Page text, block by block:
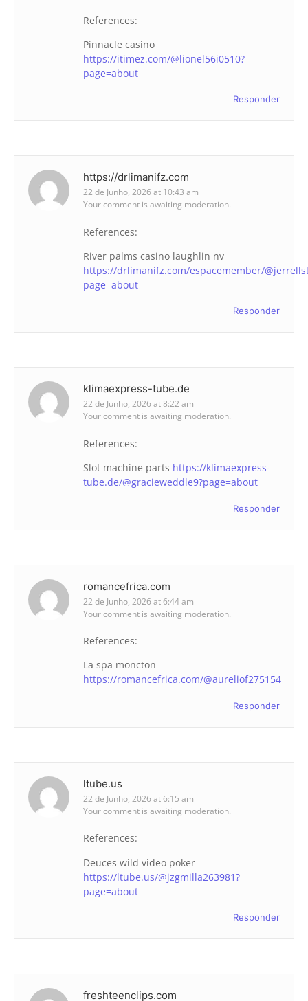
References:
Pinnacle casino
https://itimez.com/@lionel56i0510?
page=about
Responder
https://drlimanifz.com
22 de Junho, 2026 at 10:43 am
Your comment is awaiting moderation.
References:
River palms casino laughlin nv
https://drlimanifz.com/espacemember/
page=about
Responder
klimaexpress-tube.de
22 de Junho, 2026 at 8:22 am
Your comment is awaiting moderation.
References:
Slot machine parts https://klimaexpress-
tube.de/@gracieweddle9?page=about
Responder
romancefrica.com
22 de Junho, 2026 at 6:44 am
Your comment is awaiting moderation.
References:
La spa moncton
https://romancefrica.com/@aureliof275154
Responder
ltube.us
22 de Junho, 2026 at 6:15 am
Your comment is awaiting moderation.
References:
Deuces wild video poker
https://ltube.us/@jzgmilla263981?
page=about
Responder
freshteenclips.com